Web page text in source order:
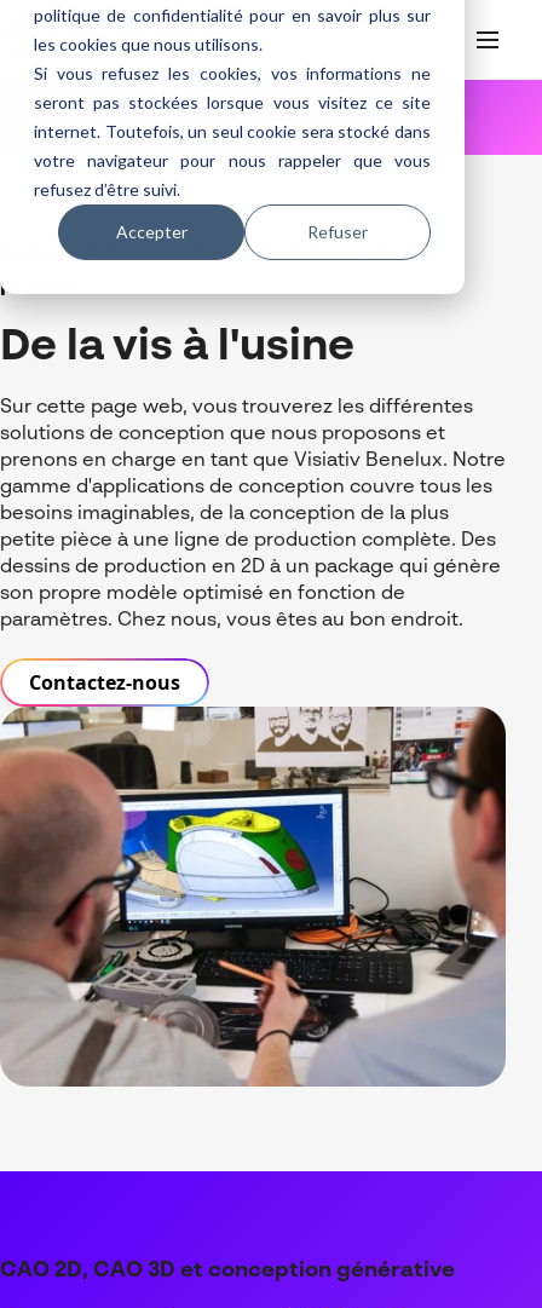
politique de confidentialité pour en savoir plus sur
les cookies que nous utilisons.
Si vous refusez les cookies, vos informations ne
seront pas stockées lorsque vous visitez ce site
internet. Toutefois, un seul cookie sera stocké dans
votre navigateur pour nous rappeler que vous
refusez d’être suivi.
Accepter Refuser
Conception
SOLIDWORKS
DraftSight
Fabrication
DELMIA
DELMIA Plant Design
SOLIDWORKS PDM
Simulation
SOLIDWORKS Simulation
Visiativ Service Clients
SOLIDWORKS Electrical
CATIA Composer
SOLIDWORKS Composer
SOLIDWORKS Inspection
SOLIDWORKS Visualize
Services
Consultance
Formations SOLIDWORKS
Support
Contrat de Maintenance SOLIDWORKS
Découvrir Visiativ
Produits
Des solutions de conception pour chaque
produit
De la vis à l'usine
Sur cette page web, vous trouverez les différentes
solutions de conception que nous proposons et
prenons en charge en tant que Visiativ Benelux. Notre
gamme d'applications de conception couvre tous les
besoins imaginables, de la conception de la plus
petite pièce à une ligne de production complète. Des
dessins de production en 2D à un package qui génère
son propre modèle optimisé en fonction de
paramètres. Chez nous, vous êtes au bon endroit.
Contactez-nous
CAO 2D, CAO 3D et conception générative